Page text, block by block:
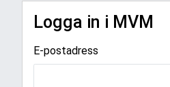
Logga in i MVM
E-postadress